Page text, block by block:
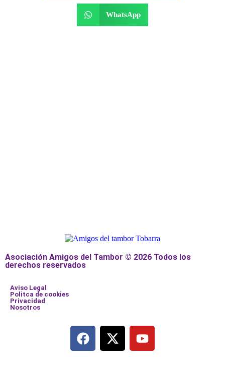
WhatsApp
Asociación Amigos del Tambor © 2026 Todos los
derechos reservados
Aviso Legal
Politca de cookies
Privacidad
Nosotros